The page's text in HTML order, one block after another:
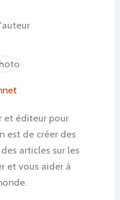
et éditeur pour
est de créer des
articles sur les
et vous aider à